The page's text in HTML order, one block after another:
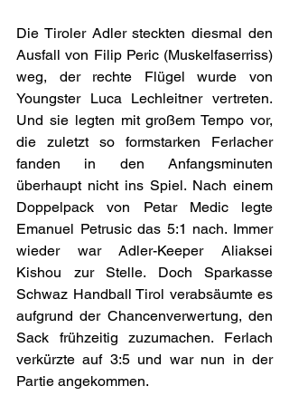
Die Tiroler Adler steckten diesmal den
Ausfall von Filip Peric (Muskelfaserriss)
weg, der rechte Flügel wurde von
Youngster Luca Lechleitner vertreten.
Und sie legten mit großem Tempo vor,
die zuletzt so formstarken Ferlacher
fanden in den Anfangsminuten
überhaupt nicht ins Spiel. Nach einem
Doppelpack von Petar Medic legte
Emanuel Petrusic das 5:1 nach. Immer
wieder war Adler-Keeper Aliaksei
Kishou zur Stelle. Doch Sparkasse
Schwaz Handball Tirol verabsäumte es
aufgrund der Chancenverwertung, den
Sack frühzeitig zuzumachen. Ferlach
verkürzte auf 3:5 und war nun in der
Partie angekommen.